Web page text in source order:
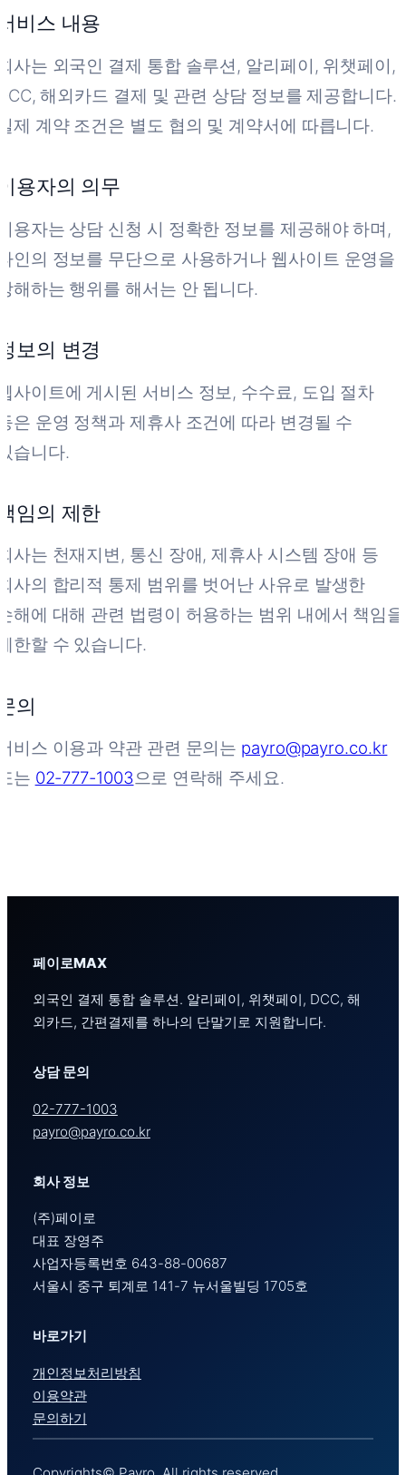
비스 내용
사는 외국인 결제 통합 솔루션, 알리페이, 위챗페이,
해외카드 결제 및 관련 상담 정보를 제공합니다.
제 계약 조건은 별도 협의 및 계약서에 따릅니다.
용자의 의무
용자는 상담 신청 시 정확한 정보를 제공해야 하며,
인의 정보를 무단으로 사용하거나 웹사이트 운영을
해하는 행위를 해서는 안 됩니다.
보의 변경
사이트에 게시된 서비스 정보, 수수료, 도입 절차
은 운영 정책과 제휴사 조건에 따라 변경될 수
습니다.
임의 제한
사는 천재지변, 통신 장애, 제휴사 시스템 장애 등
사의 합리적 통제 범위를 벗어난 사유로 발생한
해에 대해 관련 법령이 허용하는 범위 내에서 책임을
한할 수 있습니다.
의
비스 이용과 약관 관련 문의는 payro@payro.co.kr
는 02-777-1003으로 연락해 주세요.
페이로MAX
외국인 결제 통합 솔루션. 알리페이, 위챗페이, DCC, 해
외카드, 간편결제를 하나의 단말기로 지원합니다.
상담 문의
02-777-1003
payro@payro.co.kr
회사 정보
(주)페이로
대표 장영주
사업자등록번호 643-88-00687
서울시 중구 퇴계로 141-7 뉴서울빌딩 1705호
바로가기
개인정보처리방침
이용약관
문의하기